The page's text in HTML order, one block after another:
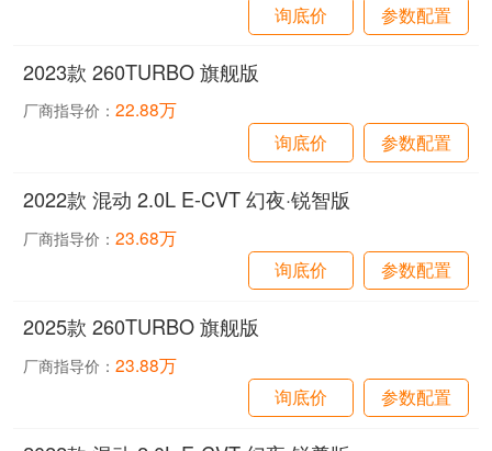
询底价
参数配置
2023款 260TURBO 旗舰版
厂商指导价：22.88万
询底价
参数配置
2022款 混动 2.0L E-CVT 幻夜·锐智版
厂商指导价：23.68万
询底价
参数配置
2025款 260TURBO 旗舰版
厂商指导价：23.88万
询底价
参数配置